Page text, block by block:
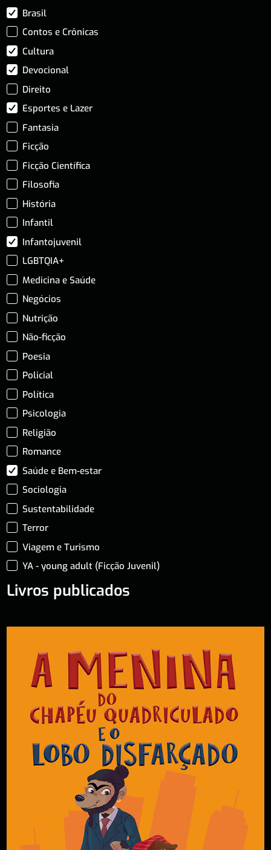
Brasil
Contos e Crônicas
Cultura
Devocional
Direito
Esportes e Lazer
Fantasia
Ficção
Ficção Científica
Filosofia
História
Infantil
Infantojuvenil
LGBTQIA+
Medicina e Saúde
Negócios
Nutrição
Não-ficção
Poesia
Policial
Política
Psicologia
Religião
Romance
Saúde e Bem-estar
Sociologia
Sustentabilidade
Terror
Viagem e Turismo
YA - young adult (Ficção Juvenil)
Livros publicados